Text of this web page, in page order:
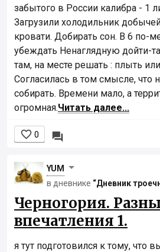
забытого в России калибра - 1
Загрузили холодильник
кровати. Добирать сон. В 6 по-
убеждать Ненаглядную дойти-
там, на месте решать : плыть
Согласилась в том смысле, что
собирать. Времени мало, а
огромная.Читать далее...
 0 
YUM
в дневнике “Дневник
Черногория.
впечатления 1.
я тут подготовился к тому, что